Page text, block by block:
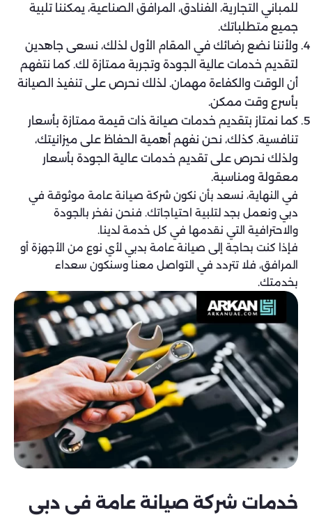
للمباني التجارية، الفنادق، المرافق الصناعية، يمكننا تلبية
جميع متطلباتك.
ولأننا نضع رضائك في المقام الأول لذلك، نسعى جاهدين
لتقديم خدمات عالية الجودة وتجربة ممتازة لك. كما نتفهم
أن الوقت والكفاءة مهمان. لذلك نحرص على تنفيذ الصيانة
بأسرع وقت ممكن.
كما نمتاز بتقديم خدمات صيانة ذات قيمة ممتازة بأسعار
تنافسية. كذلك، نحن نفهم أهمية الحفاظ على ميزانيتك،
ولذلك نحرص على تقديم خدمات عالية الجودة بأسعار
معقولة ومناسبة.
في النهاية، نسعد بأن نكون شركة صيانة عامة موثوقة في
دبي ونعمل بجد لتلبية احتياجاتك. فنحن نفخر بالجودة
والاحترافية التي نقدمها في كل خدمة لدينا.
فإذا كنت بحاجة إلى صيانة عامة بدبي لأي نوع من الأجهزة أو
المرافق، فلا تتردد في التواصل معنا وسنكون سعداء
بخدمتك.
خدمات شركة صيانة عامة في دبي